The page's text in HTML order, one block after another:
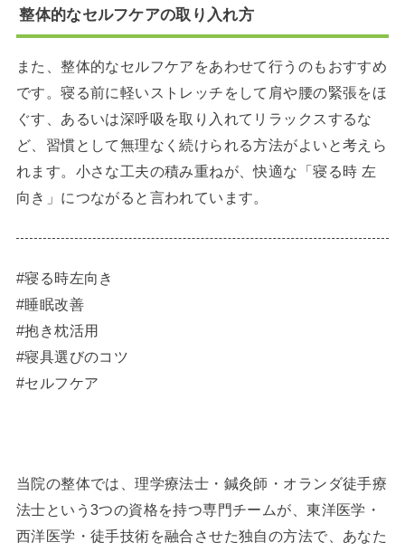
整体的なセルフケアの取り入れ方
また、整体的なセルフケアをあわせて行うのもおすすめ
です。寝る前に軽いストレッチをして肩や腰の緊張をほ
ぐす、あるいは深呼吸を取り入れてリラックスするな
ど、習慣として無理なく続けられる方法がよいと考えら
れます。小さな工夫の積み重ねが、快適な「寝る時 左
向き」につながると言われています。
#寝る時左向き
#睡眠改善
#抱き枕活用
#寝具選びのコツ
#セルフケア
当院の整体では、理学療法士・鍼灸師・オランダ徒手療
法士という3つの資格を持つ専門チームが、東洋医学・
西洋医学・徒手技術を融合させた独自の方法で、あなた